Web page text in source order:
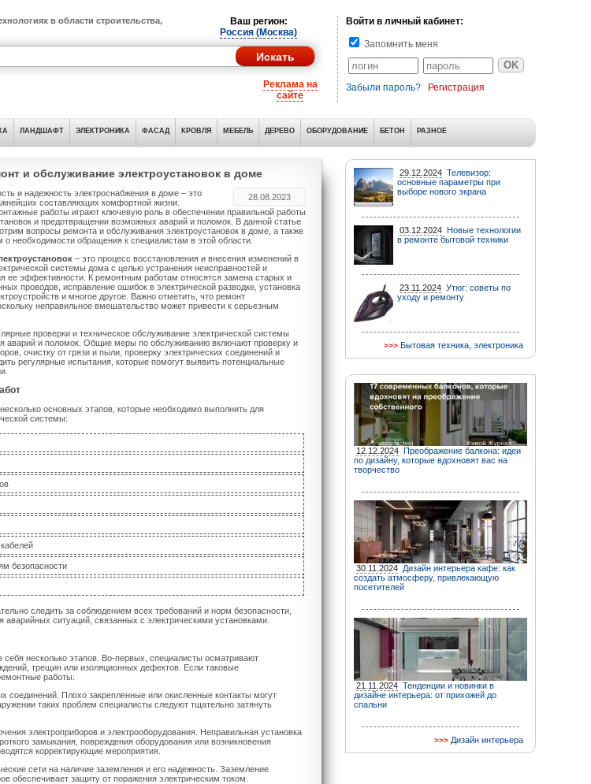
в области строительства,
Ваш регион:
Россия (Москва)
Реклама на
сайте
Войти в личный кабинет:
Запомнить меня
Забыли пароль? Регистрация
ЛАНДШАФТ ЭЛЕКТРОНИКА ФАСАД КРОВЛЯ МЕБЕЛЬ ДЕРЕВО ОБОРУДОВАНИЕ БЕТОН РАЗНОЕ
и обслуживание электроустановок в доме
28.08.2023
и надежность электроснабжения в доме – это
составляющих комфортной жизни.
работы играют ключевую роль в обеспечении правильной работы
и предотвращении возможных аварий и поломок. В данной статье
вопросы ремонта и обслуживания электроустановок в доме, а также
о необходимости обращения к специалистам в этой области.
– это процесс восстановления и внесения изменений в
системы дома с целью устранения неисправностей и
ее эффективности. К ремонтным работам относятся замена старых и
проводов, исправление ошибок в электрической разводке, установка
и многое другое. Важно отметить, что ремонт
неправильное вмешательство может привести к серьезным
проверки и техническое обслуживание электрической системы
аварий и поломок. Общие меры по обслуживанию включают проверку и
очистку от грязи и пыли, проверку электрических соединений и
регулярные испытания, которые помогут выявить потенциальные
основных этапов, которые необходимо выполнить для
системы:
безопасности
следить за соблюдением всех требований и норм безопасности,
ситуаций, связанных с электрическими установками.
себя несколько этапов. Во-первых, специалисты осматривают
трещин или изоляционных дефектов. Если таковые
работы.
соединений. Плохо закрепленные или окисленные контакты могут
таких проблем специалисты следуют тщательно затянуть
электроприборов и электрооборудования. Неправильная установка
замыкания, повреждения оборудования или возникновения
корректирующие мероприятия.
сети на наличие заземления и его надежность. Заземление
обеспечивает защиту от поражения электрическим током.
29.12.2024 Телевизор:
основные параметры при
выборе нового экрана
03.12.2024 Новые технологии
в ремонте бытовой техники
23.11.2024 Утюг: советы по
уходу и ремонту
Бытовая техника, электроника
12.12.2024 Преображение балкона: идеи
по дизайну, которые вдохновят вас на
творчество
30.11.2024 Дизайн интерьера кафе: как
создать атмосферу, привлекающую
посетителей
21.11.2024 Тенденции и новинки в
дизайне интерьера: от прихожей до
спальни
Дизайн интерьера